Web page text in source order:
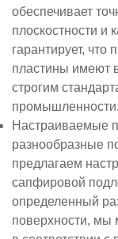
обеспечивает
плоскостности и
гарантирует,
пластины имеют
строгим
промышленности.
Настраиваемые
разнообразные
предлагаем
сапфировой
определенный
поверхности, мы